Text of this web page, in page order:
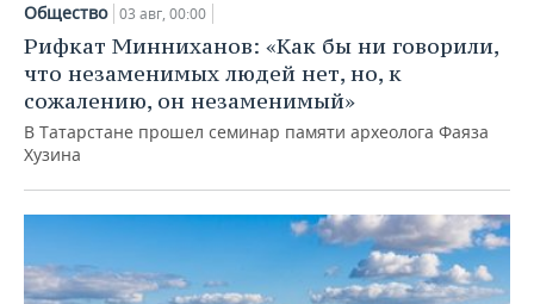
Общество 03 авг, 00:00
Рифкат Минниханов: «Как бы ни говорили,
что незаменимых людей нет, но, к
сожалению, он незаменимый»
В Татарстане прошел семинар памяти археолога Фаяза
Хузина